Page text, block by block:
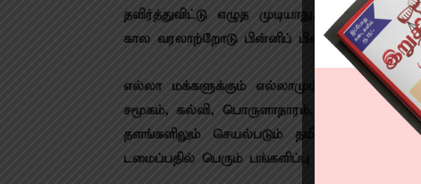
தவிர்த்துவிட்டு எழுத முடி​யாது. ஏனெனில்,
கால வரலாற்றோடு பின்​னிப் பிணைந்​திருக்​கிறது.
எல்லா மக்​களுக்​கும் எல்​லா​மும்
சமூகம், கல்வி, பொருளாதாரம், விவ​சா​யம்,
தளங்​களி​லும் செயல்​படும் தமிழகத்​தின்
டமைப்​ப​தில் பெரும் பங்​களிப்பு செய்​தவர்